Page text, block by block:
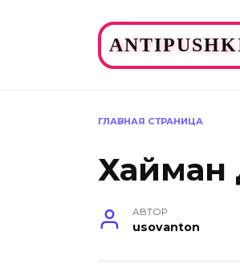
ГЛАВНАЯ СТРАНИЦА
Хайман
АВТОР
usovanton